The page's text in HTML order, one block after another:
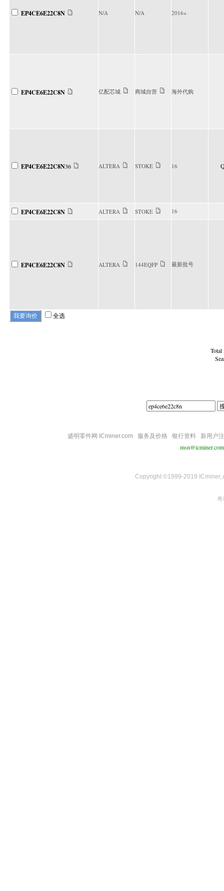
EP4CE6E22C8N N/A N/A 2016+
EP4CE6E22C8N 亿配芯城 商城自营 海外代购
EP4CE6E22C8N36 ALTERA STOKE 16
EP4CE6E22C8N ALTERA STOKE 16
EP4CE6E22C8N ALTERA 144EQFP 最新批号
全选
Total
盛明零件网 ICminer.com 服务及价格 银行资料 新用户
msn@icminer.com
Copyright ©1999-2019 ICminer,